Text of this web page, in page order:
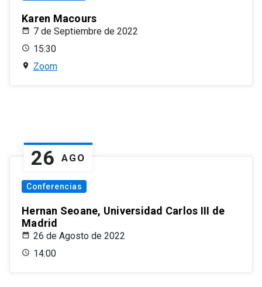
Karen Macours
7 de Septiembre de 2022
15:30
Zoom
26 AGO
Conferencias
Hernan Seoane, Universidad Carlos III de
Madrid
26 de Agosto de 2022
14:00